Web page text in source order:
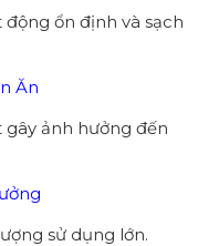
ổn định và sạch
Ăn
ảnh hưởng đến
sử dụng lớn.